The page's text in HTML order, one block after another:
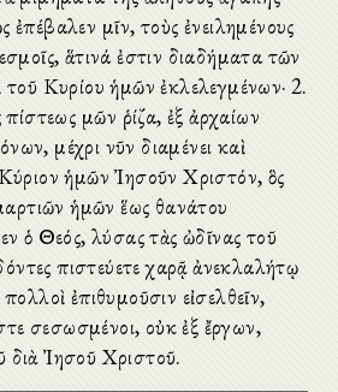
ὑμῖν, τοὺς ἐνειλημένους
ἅτινά ἐστιν διαδήματα τῶν
τοῦ Κυρίου ἡμῶν ἐκλελεγμένων· 2.
ὑμῶν ῥίζα, ἐξ ἀρχαίων
μέχρι νῦν διαμένει καὶ
ἡμῶν Ἰησοῦν Χριστόν, ὃς
ἡμῶν ἕως θανάτου
ὁ Θεός, λύσας τὰς ὠδῖνας τοῦ
πιστεύετε χαρᾷ ἀνεκλαλήτῳ
ἐπιθυμοῦσιν εἰσελθεῖν,
σεσωσμένοι, οὐκ ἐξ ἔργων,
διὰ Ἰησοῦ Χριστοῦ.